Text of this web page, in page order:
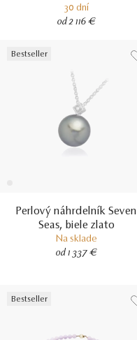
30 dní
od 2 116 €
Bestseller
Perlový náhrdelník Seven
Seas, biele zlato
Na sklade
od 1 337 €
Bestseller